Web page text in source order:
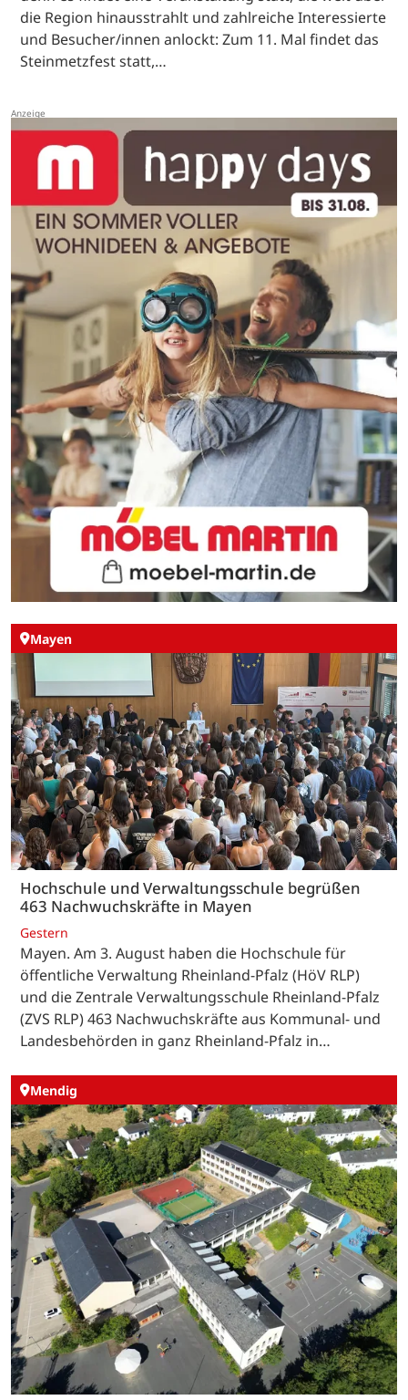
die Region hinausstrahlt und zahlreiche Interessierte
und Besucher/innen anlockt: Zum 11. Mal findet das
Steinmetzfest statt,…
Mayen
Hochschule und Verwaltungsschule begrüßen
463 Nachwuchskräfte in Mayen
Gestern
Mayen. Am 3. August haben die Hochschule für
öffentliche Verwaltung Rheinland-Pfalz (HöV RLP)
und die Zentrale Verwaltungsschule Rheinland-Pfalz
(ZVS RLP) 463 Nachwuchskräfte aus Kommunal- und
Landesbehörden in ganz Rheinland-Pfalz in…
Mendig